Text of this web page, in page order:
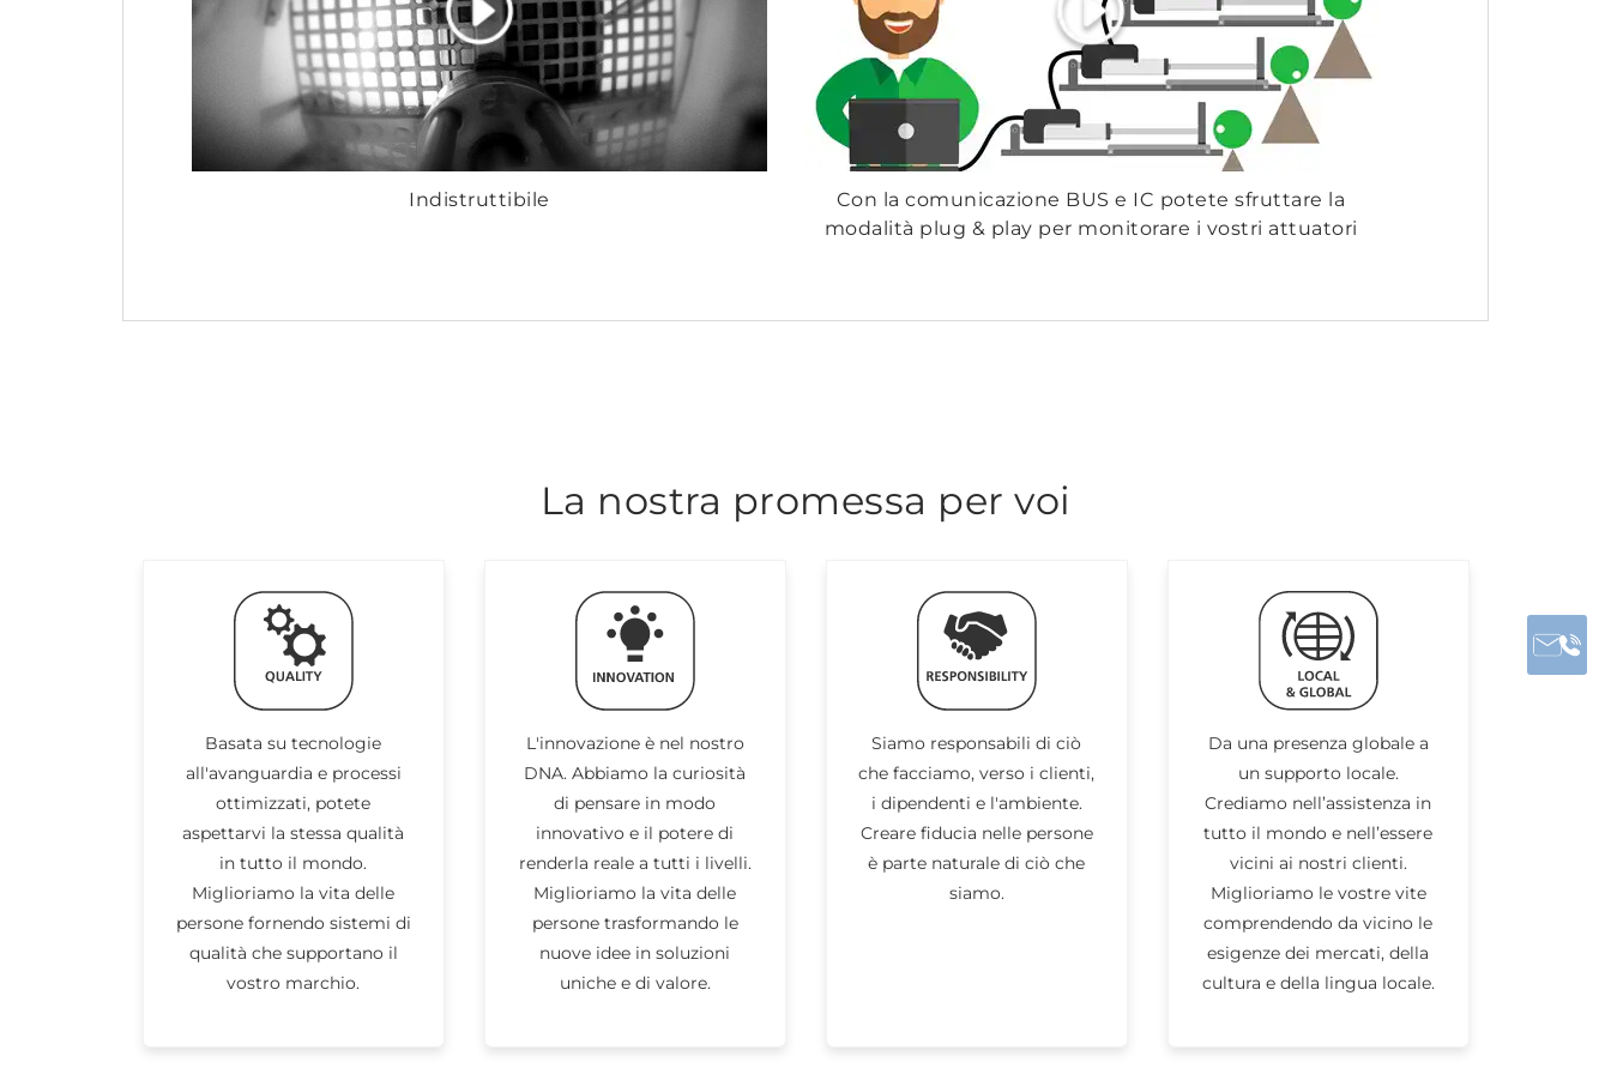
Indistruttibile
Con la comunicazione BUS e IC potete sfruttare la
modalità plug & play per monitorare i vostri attuatori
La nostra promessa per voi
Basata su tecnologie
all'avanguardia e processi
ottimizzati, potete
aspettarvi la stessa qualità
in tutto il mondo.
Miglioriamo la vita delle
persone fornendo sistemi di
qualità che supportano il
vostro marchio.
L'innovazione è nel nostro
DNA. Abbiamo la curiosità
di pensare in modo
innovativo e il potere di
renderla reale a tutti i livelli.
Miglioriamo la vita delle
persone trasformando le
nuove idee in soluzioni
uniche e di valore.
Siamo responsabili di ciò
che facciamo, verso i clienti,
i dipendenti e l'ambiente.
Creare fiducia nelle persone
è parte naturale di ciò che
siamo.
Da una presenza globale a
un supporto locale.
Crediamo nell’assistenza in
tutto il mondo e nell’essere
vicini ai nostri clienti.
Miglioriamo le vostre vite
comprendendo da vicino le
esigenze dei mercati, della
cultura e della lingua locale.